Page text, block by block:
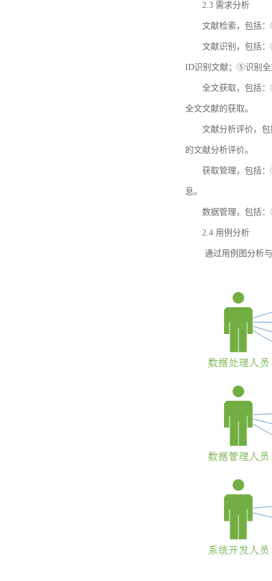
2.3 需求分析
文献检索，包括
文献识别，包括
ID识别文献；⑤识别全
全文获取，包括
全文文献的获取。
文献分析评价，
的文献分析评价。
获取管理，包括
息。
数据管理，包括
2.4 用例分析
通过用例图分析